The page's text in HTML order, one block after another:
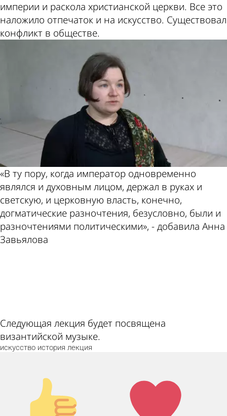
империи и раскола христианской церкви. Все это
наложило отпечаток и на искусство. Существовал
конфликт в обществе.
«В ту пору, когда император одновременно
являлся и духовным лицом, держал в руках и
светскую, и церковную власть, конечно,
догматические разночтения, безусловно, были и
разночтениями политическими», - добавила Анна
Завьялова
Следующая лекция будет посвящена
византийской музыке.
искусство история лекция
Палец
вверх!
Лайк!